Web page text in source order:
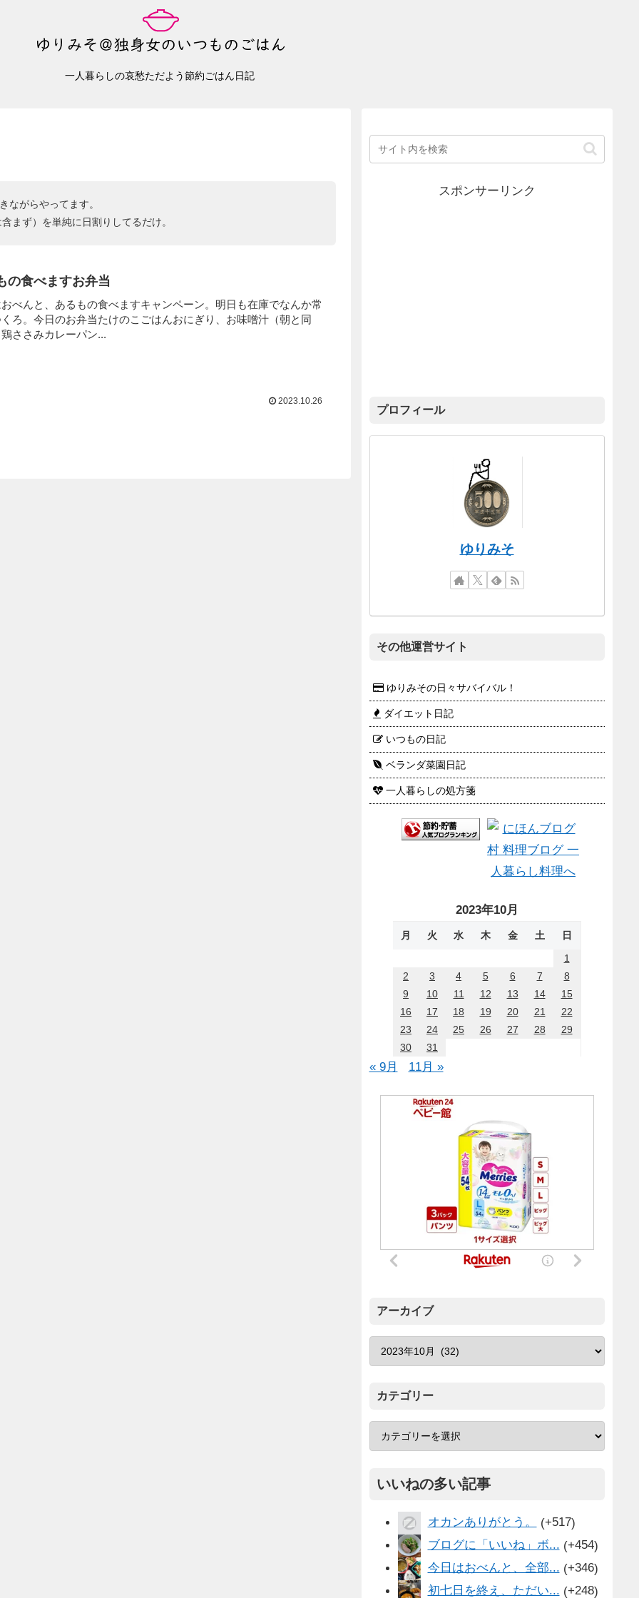
一人暮らしの哀愁ただよう節約ごはん日記
ながらやってます。
まず）を単純に日割りしてるだけ。
の食べますお弁当
べんと、あるもの食べますキャンペーン。明日も在庫でなんか常
ろ。今日のお弁当たけのこごはんおにぎり、お味噌汁（朝と同
ささみカレーパン...
2023.10.26
スポンサーリンク
プロフィール
ゆりみそ
その他運営サイト
ゆりみその日々サバイバル！
ダイエット日記
いつもの日記
ベランダ菜園日記
一人暮らしの処方箋
2023年10月
月 火 水 木 金 土
日
1
2
3 4 5 6 7
8
9
10 11 12 13 14
15
16
17 18 19 20 21
22
23
24 25 26 27 28
29
30
31
« 9月 11月 »
アーカイブ
カテゴリー
いいねの多い記事
オカンありがとう。
+517
ブログに「いいね」ボ...
+454
今日はおべんと、全部...
+346
初七日を終え、ただい...
+248